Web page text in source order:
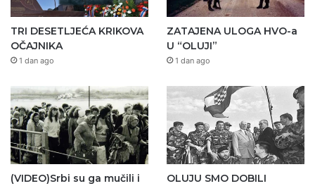
TRI DESETLJEĆA KRIKOVA
OČAJNIKA
1 dan ago
ZATAJENA ULOGA HVO-a
U “OLUJI”
1 dan ago
(VIDEO)Srbi su ga mučili i
OLUJU SMO DOBILI